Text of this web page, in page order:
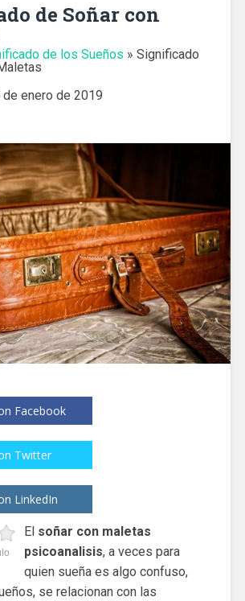
de Soñar con
de los Sueños » Significado
de enero de 2019
Facebook
Twitter
LinkedIn
El soñar con maletas
psicoanalisis, a veces para
quien sueña es algo confuso,
se relacionan con las